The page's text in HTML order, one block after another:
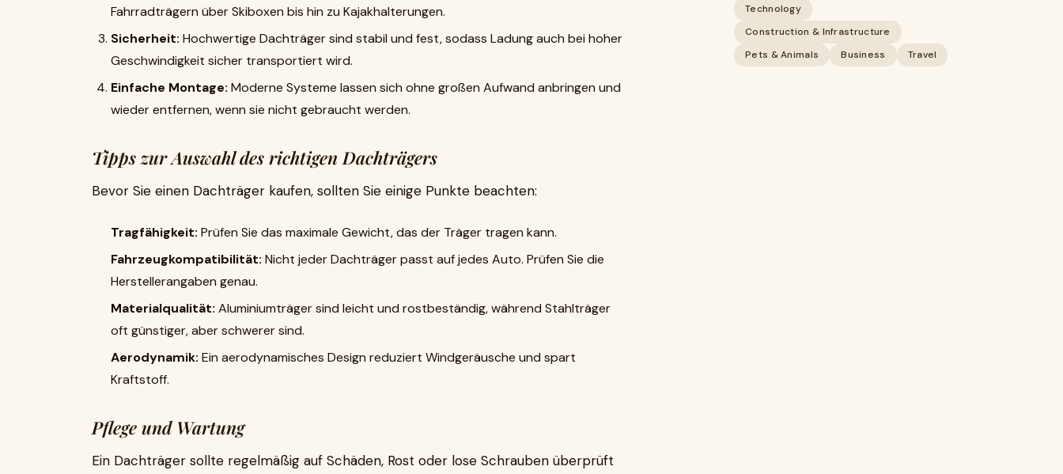
Fahrradträgern über Skiboxen bis hin zu Kajakhalterungen.
Sicherheit: Hochwertige Dachträger sind stabil und fest, sodass Ladung auch bei hoher
Geschwindigkeit sicher transportiert wird.
Einfache Montage: Moderne Systeme lassen sich ohne großen Aufwand anbringen und
wieder entfernen, wenn sie nicht gebraucht werden.
Tipps zur Auswahl des richtigen Dachträgers
Bevor Sie einen Dachträger kaufen, sollten Sie einige Punkte beachten:
Tragfähigkeit: Prüfen Sie das maximale Gewicht, das der Träger tragen kann.
Fahrzeugkompatibilität: Nicht jeder Dachträger passt auf jedes Auto. Prüfen Sie die
Herstellerangaben genau.
Materialqualität: Aluminiumträger sind leicht und rostbeständig, während Stahlträger
oft günstiger, aber schwerer sind.
Aerodynamik: Ein aerodynamisches Design reduziert Windgeräusche und spart
Kraftstoff.
Pflege und Wartung
Ein Dachträger sollte regelmäßig auf Schäden, Rost oder lose Schrauben überprüft
Technology
Construction & Infrastructure
Pets & Animals
Business Travel